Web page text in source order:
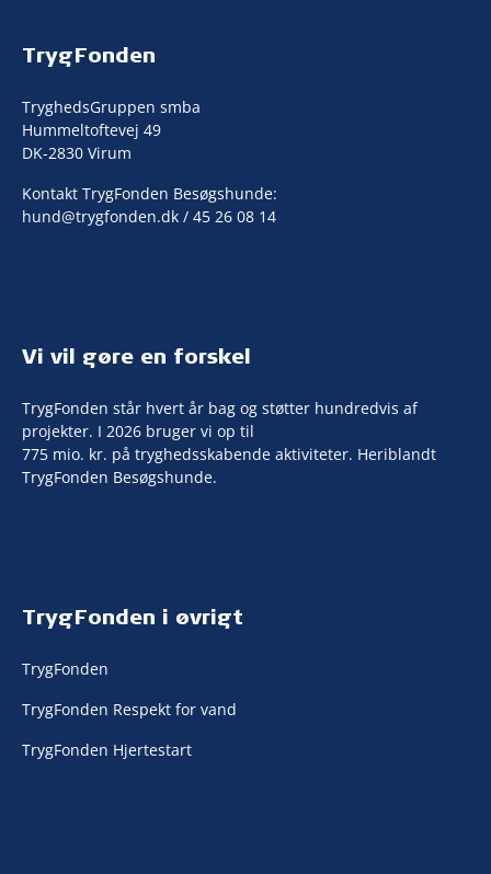
TrygFonden
TryghedsGruppen smba
Hummeltoftevej 49
DK-2830 Virum
Kontakt TrygFonden Besøgshunde:
hund@trygfonden.dk / 45 26 08 14
Vi vil gøre en forskel
TrygFonden står hvert år bag og støtter hundredvis af
projekter. I 2026 bruger vi op til
775 mio. kr. på tryghedsskabende aktiviteter. Heriblandt
TrygFonden Besøgshunde.
TrygFonden i øvrigt
TrygFonden
TrygFonden Respekt for vand
TrygFonden Hjertestart